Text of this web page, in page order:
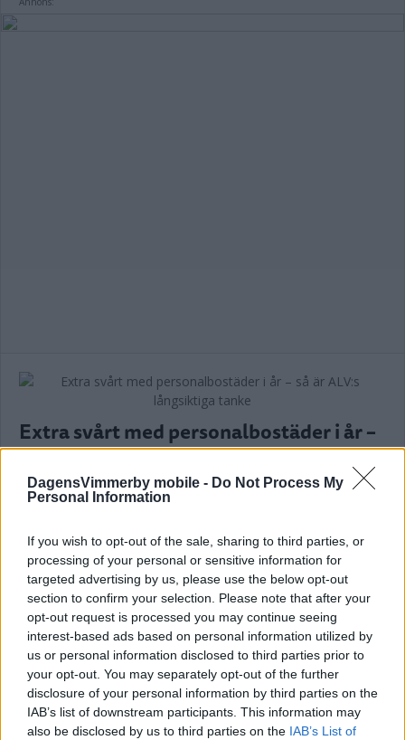
DagensVimmerby mobile - Do Not Process My
Personal Information
If you wish to opt-out of the sale, sharing to third parties, or
processing of your personal or sensitive information for
targeted advertising by us, please use the below opt-out
section to confirm your selection. Please note that after your
opt-out request is processed you may continue seeing
interest-based ads based on personal information utilized by
us or personal information disclosed to third parties prior to
your opt-out. You may separately opt-out of the further
disclosure of your personal information by third parties on the
IAB’s list of downstream participants. This information may
also be disclosed by us to third parties on the IAB’s List of
Extra svårt med personalbostäder i år –
så är ALV:s långsiktiga tanke
NYHETER 16 februari 2025 05.00
ALV tar ny utmärkelse – har landets
starkaste varumärke
NYHETER 03 oktober 2024 07.07
Annons: